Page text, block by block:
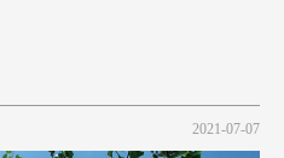
2021-07-07